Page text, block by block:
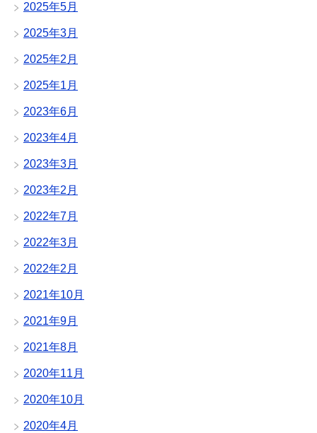
2025年5月
2025年3月
2025年2月
2025年1月
2023年6月
2023年4月
2023年3月
2023年2月
2022年7月
2022年3月
2022年2月
2021年10月
2021年9月
2021年8月
2020年11月
2020年10月
2020年4月